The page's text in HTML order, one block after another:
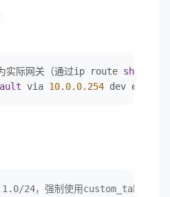
实际网关（通过ip route show
via 10.0.0.254 dev eth0
24，强制使用custom_table路由